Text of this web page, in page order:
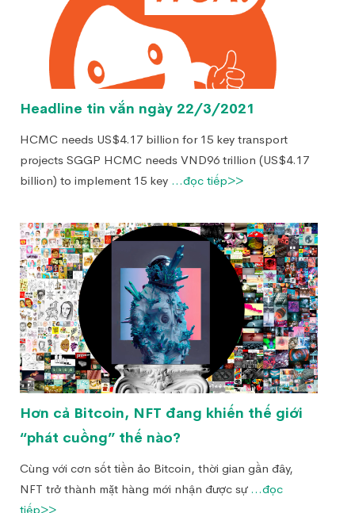
Headline tin vắn ngày 22/3/2021
HCMC needs US$4.17 billion for 15 key transport
projects SGGP HCMC needs VND96 trillion (US$4.17
billion) to implement 15 key ...đọc tiếp>>
Hơn cả Bitcoin, NFT đang khiến thế giới
“phát cuồng” thế nào?
Cùng với cơn sốt tiền ảo Bitcoin, thời gian gần đây,
NFT trở thành mặt hàng mới nhận được sự ...đọc
tiếp>>